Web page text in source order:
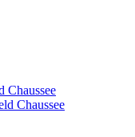
Chaussee
Chaussee